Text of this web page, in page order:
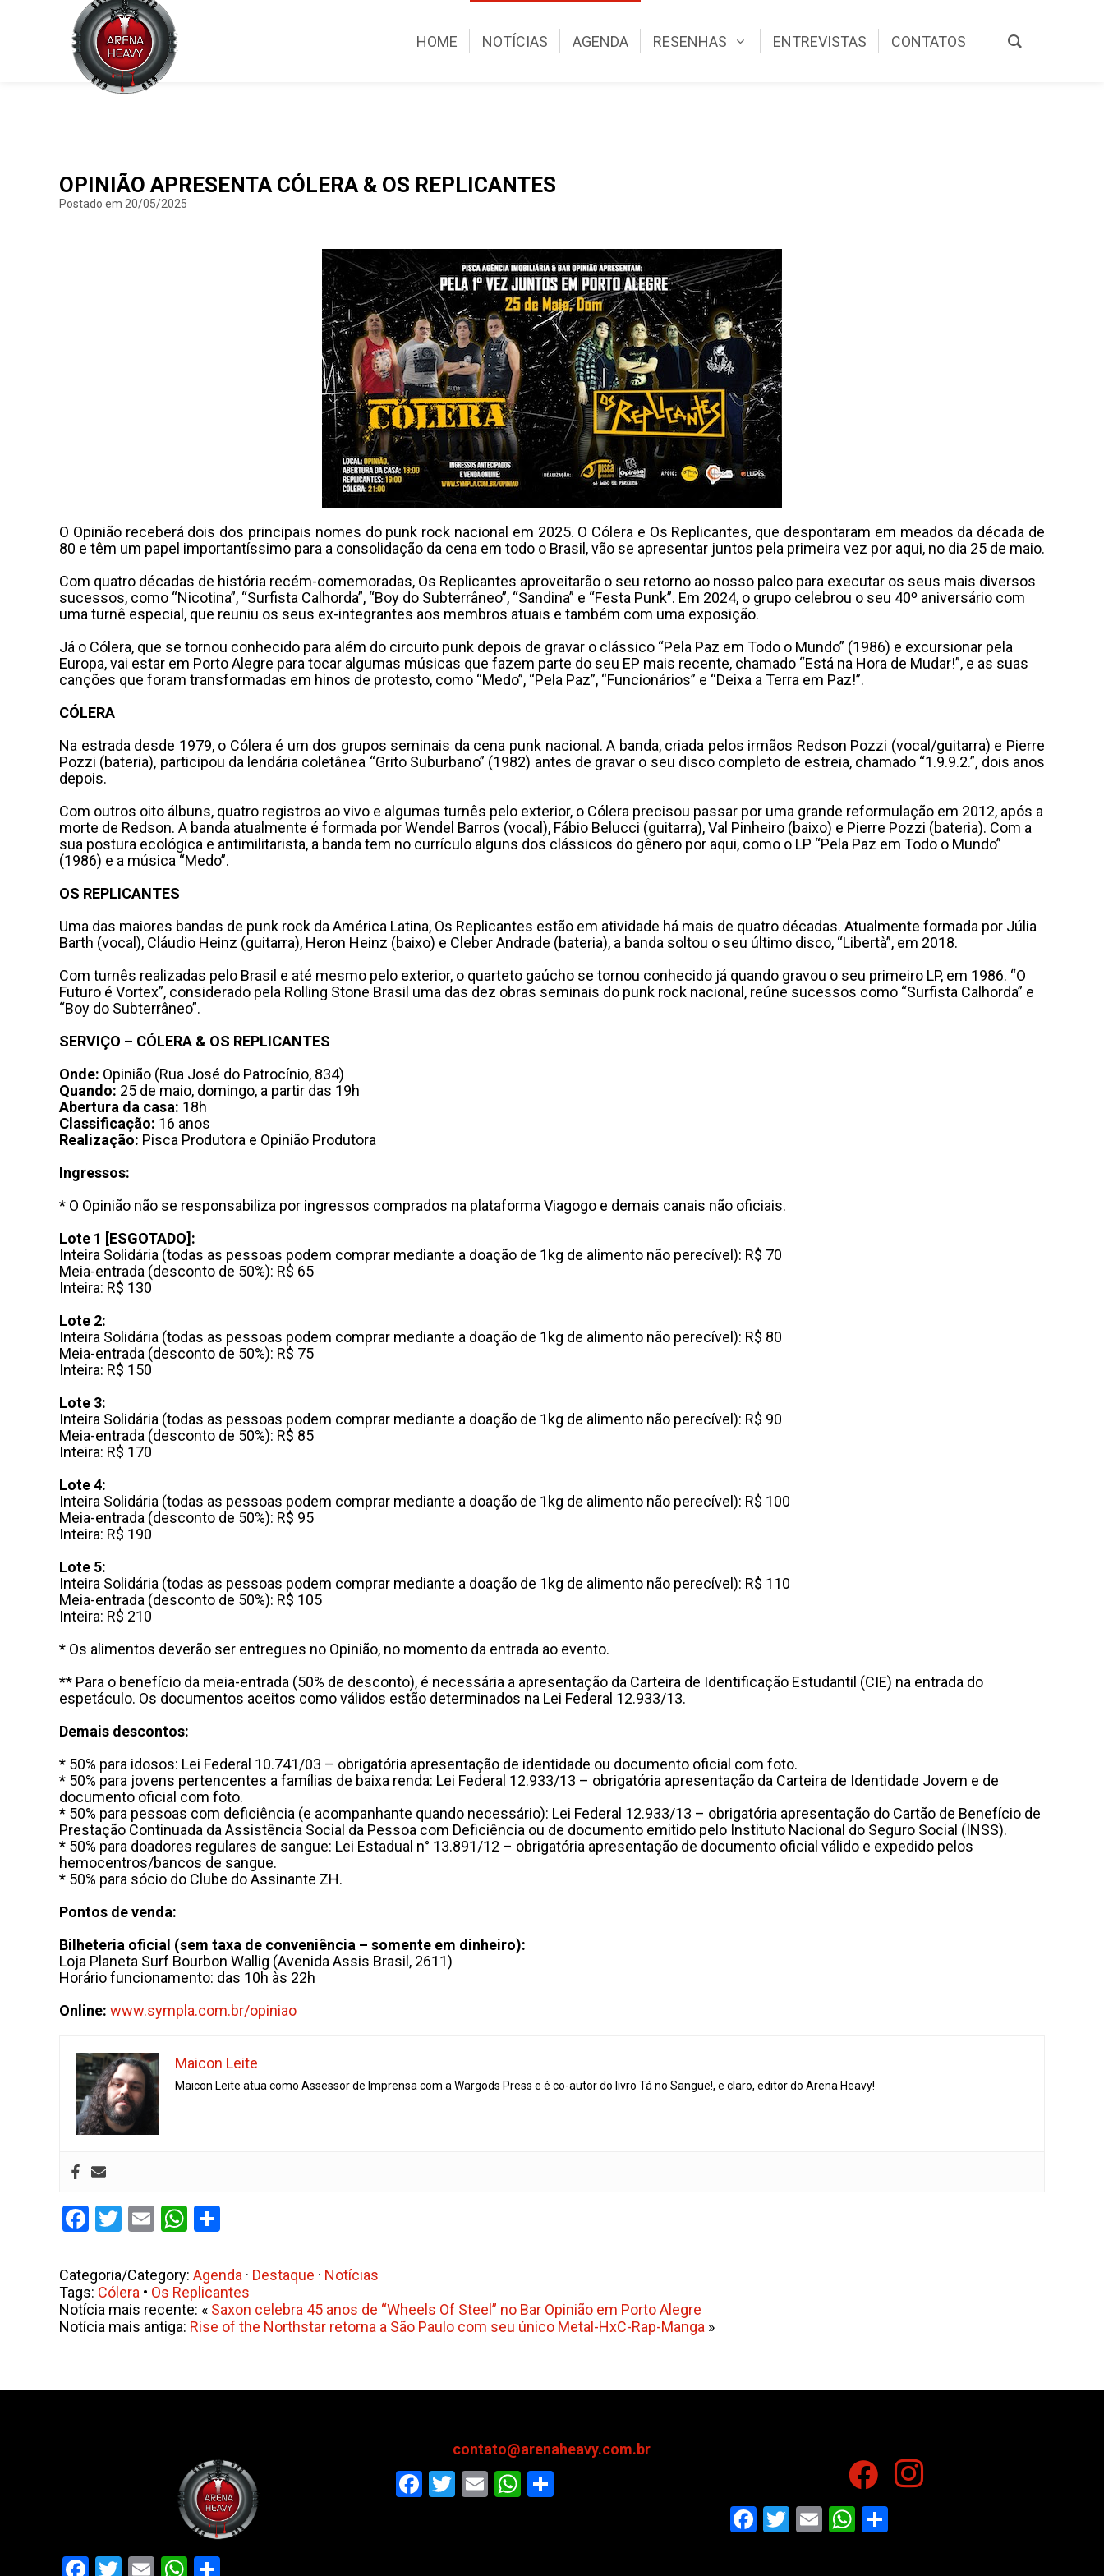
HOME NOTÍCIAS AGENDA RESENHAS ENTREVISTAS CONTATOS
OPINIÃO APRESENTA CÓLERA & OS REPLICANTES
Postado em 20/05/2025
O Opinião receberá dois dos principais nomes do punk rock nacional em 2025. O Cólera e Os Replicantes, que despontaram em meados da década de
80 e têm um papel importantíssimo para a consolidação da cena em todo o Brasil, vão se apresentar juntos pela primeira vez por aqui, no dia 25 de maio.
Com quatro décadas de história recém-comemoradas, Os Replicantes aproveitarão o seu retorno ao nosso palco para executar os seus mais diversos
sucessos, como “Nicotina”, “Surfista Calhorda”, “Boy do Subterrâneo”, “Sandina” e “Festa Punk”. Em 2024, o grupo celebrou o seu 40º aniversário com
uma turnê especial, que reuniu os seus ex-integrantes aos membros atuais e também com uma exposição.
Já o Cólera, que se tornou conhecido para além do circuito punk depois de gravar o clássico “Pela Paz em Todo o Mundo” (1986) e excursionar pela
Europa, vai estar em Porto Alegre para tocar algumas músicas que fazem parte do seu EP mais recente, chamado “Está na Hora de Mudar!”, e as suas
canções que foram transformadas em hinos de protesto, como “Medo”, “Pela Paz”, “Funcionários” e “Deixa a Terra em Paz!”.
CÓLERA
Na estrada desde 1979, o Cólera é um dos grupos seminais da cena punk nacional. A banda, criada pelos irmãos Redson Pozzi (vocal/guitarra) e Pierre
Pozzi (bateria), participou da lendária coletânea “Grito Suburbano” (1982) antes de gravar o seu disco completo de estreia, chamado “1.9.9.2.”, dois anos
depois.
Com outros oito álbuns, quatro registros ao vivo e algumas turnês pelo exterior, o Cólera precisou passar por uma grande reformulação em 2012, após a
morte de Redson. A banda atualmente é formada por Wendel Barros (vocal), Fábio Belucci (guitarra), Val Pinheiro (baixo) e Pierre Pozzi (bateria). Com a
sua postura ecológica e antimilitarista, a banda tem no currículo alguns dos clássicos do gênero por aqui, como o LP “Pela Paz em Todo o Mundo”
(1986) e a música “Medo”.
OS REPLICANTES
Uma das maiores bandas de punk rock da América Latina, Os Replicantes estão em atividade há mais de quatro décadas. Atualmente formada por Júlia
Barth (vocal), Cláudio Heinz (guitarra), Heron Heinz (baixo) e Cleber Andrade (bateria), a banda soltou o seu último disco, “Libertà”, em 2018.
Com turnês realizadas pelo Brasil e até mesmo pelo exterior, o quarteto gaúcho se tornou conhecido já quando gravou o seu primeiro LP, em 1986. “O
Futuro é Vortex”, considerado pela Rolling Stone Brasil uma das dez obras seminais do punk rock nacional, reúne sucessos como “Surfista Calhorda” e
“Boy do Subterrâneo”.
SERVIÇO – CÓLERA & OS REPLICANTES
Onde: Opinião (Rua José do Patrocínio, 834)
Quando: 25 de maio, domingo, a partir das 19h
Abertura da casa: 18h
Classificação: 16 anos
Realização: Pisca Produtora e Opinião Produtora
Ingressos:
* O Opinião não se responsabiliza por ingressos comprados na plataforma Viagogo e demais canais não oficiais.
Lote 1 [ESGOTADO]:
Inteira Solidária (todas as pessoas podem comprar mediante a doação de 1kg de alimento não perecível): R$ 70
Meia-entrada (desconto de 50%): R$ 65
Inteira: R$ 130
Lote 2:
Inteira Solidária (todas as pessoas podem comprar mediante a doação de 1kg de alimento não perecível): R$ 80
Meia-entrada (desconto de 50%): R$ 75
Inteira: R$ 150
Lote 3:
Inteira Solidária (todas as pessoas podem comprar mediante a doação de 1kg de alimento não perecível): R$ 90
Meia-entrada (desconto de 50%): R$ 85
Inteira: R$ 170
Lote 4:
Inteira Solidária (todas as pessoas podem comprar mediante a doação de 1kg de alimento não perecível): R$ 100
Meia-entrada (desconto de 50%): R$ 95
Inteira: R$ 190
Lote 5:
Inteira Solidária (todas as pessoas podem comprar mediante a doação de 1kg de alimento não perecível): R$ 110
Meia-entrada (desconto de 50%): R$ 105
Inteira: R$ 210
* Os alimentos deverão ser entregues no Opinião, no momento da entrada ao evento.
** Para o benefício da meia-entrada (50% de desconto), é necessária a apresentação da Carteira de Identificação Estudantil (CIE) na entrada do
espetáculo. Os documentos aceitos como válidos estão determinados na Lei Federal 12.933/13.
Demais descontos:
* 50% para idosos: Lei Federal 10.741/03 – obrigatória apresentação de identidade ou documento oficial com foto.
* 50% para jovens pertencentes a famílias de baixa renda: Lei Federal 12.933/13 – obrigatória apresentação da Carteira de Identidade Jovem e de
documento oficial com foto.
* 50% para pessoas com deficiência (e acompanhante quando necessário): Lei Federal 12.933/13 – obrigatória apresentação do Cartão de Benefício de
Prestação Continuada da Assistência Social da Pessoa com Deficiência ou de documento emitido pelo Instituto Nacional do Seguro Social (INSS).
* 50% para doadores regulares de sangue: Lei Estadual n° 13.891/12 – obrigatória apresentação de documento oficial válido e expedido pelos
hemocentros/bancos de sangue.
* 50% para sócio do Clube do Assinante ZH.
Pontos de venda:
Bilheteria oficial (sem taxa de conveniência – somente em dinheiro):
Loja Planeta Surf Bourbon Wallig (Avenida Assis Brasil, 2611)
Horário funcionamento: das 10h às 22h
Online: www.sympla.com.br/opiniao
Maicon Leite
Maicon Leite atua como Assessor de Imprensa com a Wargods Press e é co-autor do livro Tá no Sangue!, e claro, editor do Arena Heavy!
Facebook
Twitter
EmailWhatsApp
Categoria/Category: Agenda · Destaque · Notícias
Tags: Cólera • Os Replicantes
Notícia mais recente: « Saxon celebra 45 anos de “Wheels Of Steel” no Bar Opinião em Porto Alegre
Notícia mais antiga: Rise of the Northstar retorna a São Paulo com seu único Metal-HxC-Rap-Manga »
contato@arenaheavy.com.br
Facebook
Twitter
EmailWhatsApp
Facebook
Twitter
EmailWhatsApp
Share